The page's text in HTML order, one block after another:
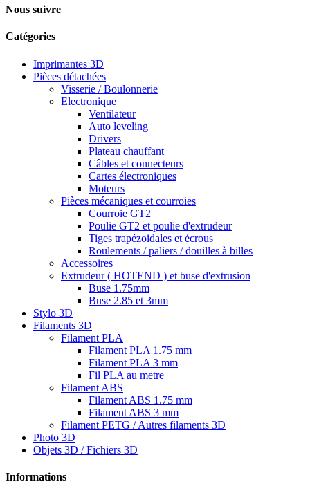
Nous suivre
Catégories
Imprimantes 3D
Pièces détachées
Visserie / Boulonnerie
Electronique
Ventilateur
Auto leveling
Drivers
Plateau chauffant
Câbles et connecteurs
Cartes électroniques
Moteurs
Pièces mécaniques et courroies
Courroie GT2
Poulie GT2 et poulie d'extrudeur
Tiges trapézoidales et écrous
Roulements / paliers / douilles à billes
Accessoires
Extrudeur ( HOTEND ) et buse d'extrusion
Buse 1.75mm
Buse 2.85 et 3mm
Stylo 3D
Filaments 3D
Filament PLA
Filament PLA 1.75 mm
Filament PLA 3 mm
Fil PLA au metre
Filament ABS
Filament ABS 1.75 mm
Filament ABS 3 mm
Filament PETG / Autres filaments 3D
Photo 3D
Objets 3D / Fichiers 3D
Informations